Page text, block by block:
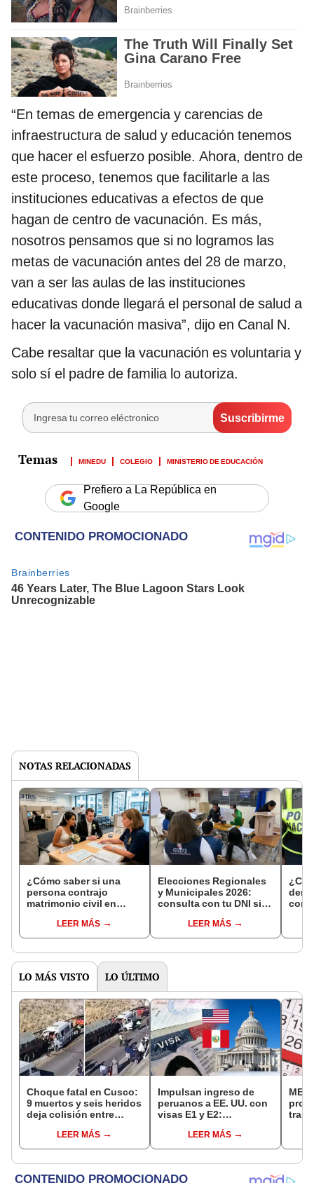
“En temas de emergencia y carencias de
infraestructura de salud y educación tenemos
que hacer el esfuerzo posible. Ahora, dentro de
este proceso, tenemos que facilitarle a las
instituciones educativas a efectos de que
hagan de centro de vacunación. Es más,
nosotros pensamos que si no logramos las
metas de vacunación antes del 28 de marzo,
van a ser las aulas de las instituciones
educativas donde llegará el personal de salud a
hacer la vacunación masiva”, dijo en Canal N.
Cabe resaltar que la vacunación es voluntaria y
solo sí el padre de familia lo autoriza.
MINEDU COLEGIO MINISTERIO DE EDUCACIÓN
Prefiero a La República en
Google
NOTAS RELACIONADAS
¿Cómo saber si una
persona contrajo
matrimonio civil en
LEER MÁS
Elecciones Regionales
y Municipales 2026:
consulta con tu DNI si
de mesa para este 4 de
octubre en el link oficial
LEER MÁS
con
LO MÁS VISTO LO ÚLTIMO
Choque fatal en Cusco:
9 muertos y seis heridos
deja colisión entre
EspinarLEER MÁS
Impulsan ingreso de
peruanos a EE. UU. con
visas E1 y E2:
pymes serían los más
beneficiados
LEER MÁS
MEF